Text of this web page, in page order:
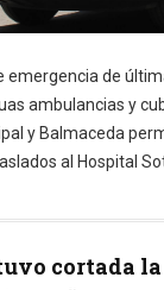
emergencia de
ambulancias y
y Balmaceda
al Hospital
cortada